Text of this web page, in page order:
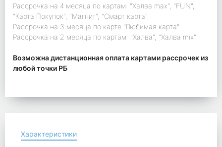
Рассрочка на 4 месяца по картам: "Халва max", "FUN",
"Карта Покупок", "Магнит", "Смарт карта"
Рассрочка на 3 месяца по карте "Любимая карта"
Рассрочка на 2 месяца по картам: "Халва", "Халва mix"
Возможна дистанционная оплата картами рассрочек из
любой точки РБ
Характеристики